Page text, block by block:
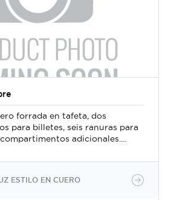
forrada en tafeta, dos
para billetes, seis ranuras para
adicionales.
que se fusionan técnicas y
la marroquinería y la
costarricense.
ESTILO EN CUERO